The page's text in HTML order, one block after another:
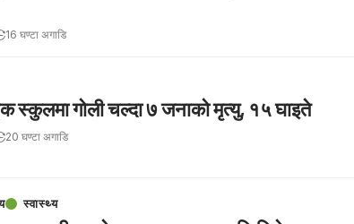
16 घण्टा अगाडि
स्कुलमा गोली चल्दा ७ जनाको मृत्यु, १५ घाइते
20 घण्टा अगाडि
स्वास्थ्य